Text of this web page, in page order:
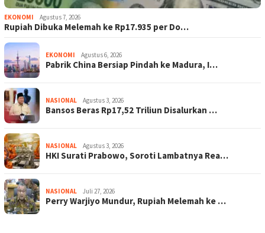
EKONOMI Agustus 7, 2026
Rupiah Dibuka Melemah ke Rp17.935 per Do…
EKONOMI Agustus 6, 2026
Pabrik China Bersiap Pindah ke Madura, I…
NASIONAL Agustus 3, 2026
Bansos Beras Rp17,52 Triliun Disalurkan …
NASIONAL Agustus 3, 2026
HKI Surati Prabowo, Soroti Lambatnya Rea…
NASIONAL Juli 27, 2026
Perry Warjiyo Mundur, Rupiah Melemah ke …